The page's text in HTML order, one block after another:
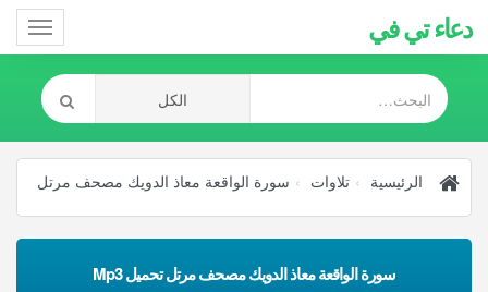
دعاء تي في
الرئيسية تلاوات سورة الواقعة معاذ الدويك مصحف مرتل
سورة الواقعة معاذ الدويك مصحف مرتل تحميل Mp3